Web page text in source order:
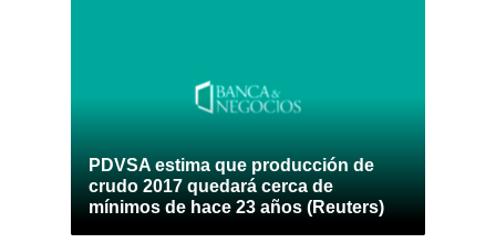
PDVSA estima que producción de
crudo 2017 quedará cerca de
mínimos de hace 23 años (Reuters)